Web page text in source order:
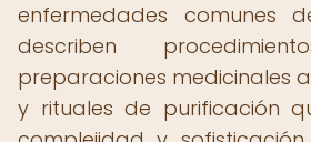
enfermedades comunes
describen
preparaciones medicinales
y rituales de purificación